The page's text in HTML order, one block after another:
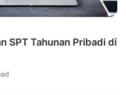
SPT Tahunan Pribadi di